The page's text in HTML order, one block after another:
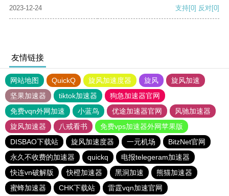
2023-12-24
支持[0] 反对[0]
友情链接
网站地图 QuickQ 旋风加速度器 旋风
旋风加速
坚果加速器
tiktok加速器
狗急加速器官网
免费vqn外网加速
小蓝鸟 优途加速器官网
风驰加速器
旋风加速器
八戒看书
免费vps加速器外网苹果版
DISBAO下载站
旋风加速度器 一元机场
BitzNet官网
永久不收费的加速器
quickq
电报telegeram加速器
快连vn破解版
快橙加速器 黑洞加速
熊猫加速器
蜜蜂加速器
CHK下载站 雷霆vqn加速官网